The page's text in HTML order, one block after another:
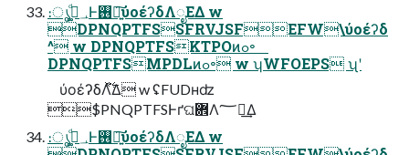
։ൃ؀ڥ͚ͩͰ࢖͏৽͍͠ύοέʔδΛೖΕΔ w
DPNQPTFSSFRVJSFEFW\ύοέʔδ
^ w DPNQPTFSKTPOͷߋ৽
DPNQPTFSMPDLͷߋ৽ w ʮWFOEPS ʯʹ
ύοέʔδΛ࣋ͬͯ͘Δ w ʢFUDʜʣ
$PNQPTFSͰґଘؔ܎Λ؅ཧ͢Δ
։ൃ؀ڥ͚ͩͰ࢖͏৽͍͠ύοέʔδΛೖΕΔ w